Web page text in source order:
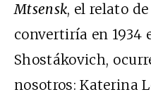
Mtsensk, el relato
convertiría en 1934
Shostákovich,
nosotros: Katerina